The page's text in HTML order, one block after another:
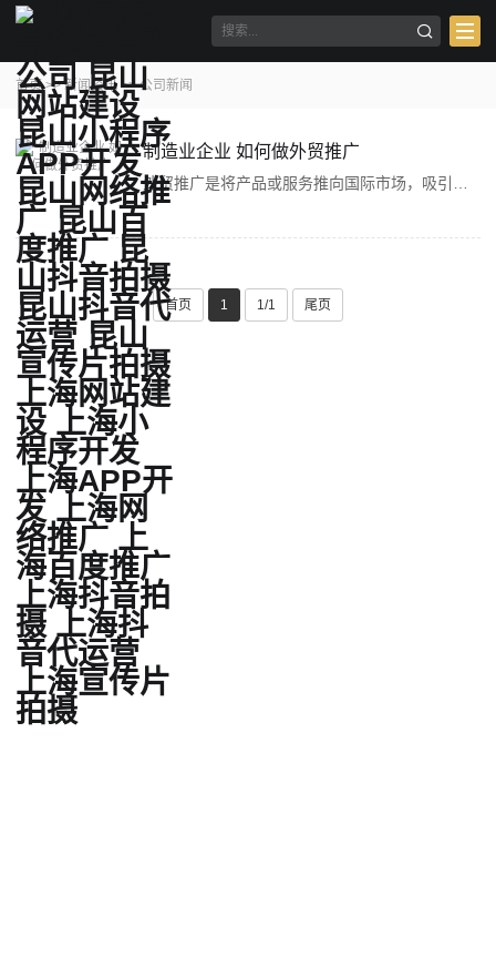
首页>>新闻资讯 >>公司新闻
制造业企业 如何做外贸推广
首页 1 1/1 尾页